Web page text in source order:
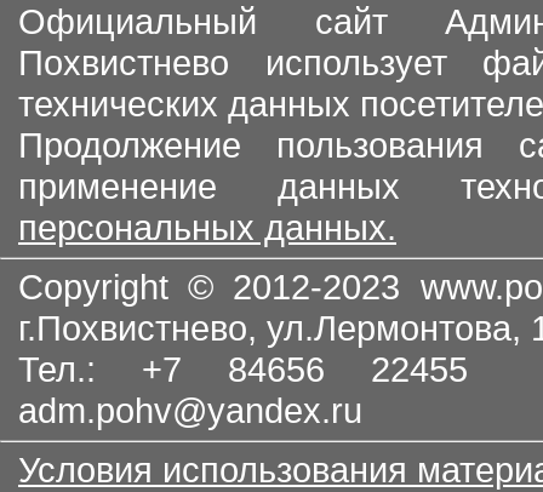
Официальный сайт
Похвистнево использует
технических данных
Продолжение пользования
применение данных
персональных данных.
Copyright © 2012-2023
г.Похвистнево, ул.Лермонтова,
Тел.: +7 84656
adm.pohv@yandex.ru
Условия использования